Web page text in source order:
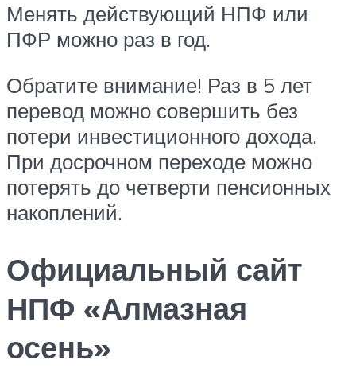
Менять действующий НПФ или
ПФР можно раз в год.
Обратите внимание! Раз в 5 лет
перевод можно совершить без
потери инвестиционного дохода.
При досрочном переходе можно
потерять до четверти пенсионных
накоплений.
Официальный сайт
НПФ «Алмазная
осень»